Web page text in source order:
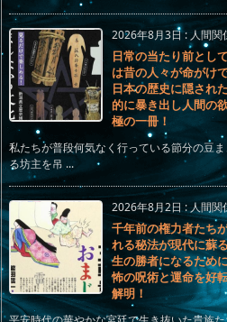
2026年8月3日: 人間関
日常の当たり前とし
は昔の人々が命がけ
日本の歴史に隠され
的に暴き出し人間の
極の一冊！
私たちが普段何気なく行っている節分の豆
る坊主を吊 ...
2026年8月2日 :人間関
千年前の権力者たち
れる秘法が現代に蘇
生の勝者になるため
怖の呪術と運命を好
解明！